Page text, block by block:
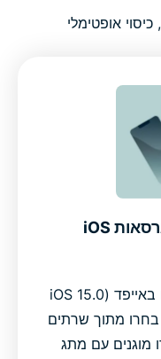
אייפון ואייפד (תומך בגרסאות iOS
התקינו ExpressVPN באייפון או באייפד (iOS 15.0
מתוך שרתים
מוגנים עם מתג